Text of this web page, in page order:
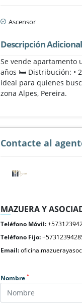
Ascensor
Descripción Adicional
Se vende apartamento
años 🛏️ Distribución: • 2
ideal para quienes
zona Alpes, Pereira.
Contacte al
MAZUERA Y
Teléfono Móvil:
Teléfono Fijo:
Email:
Nombre*